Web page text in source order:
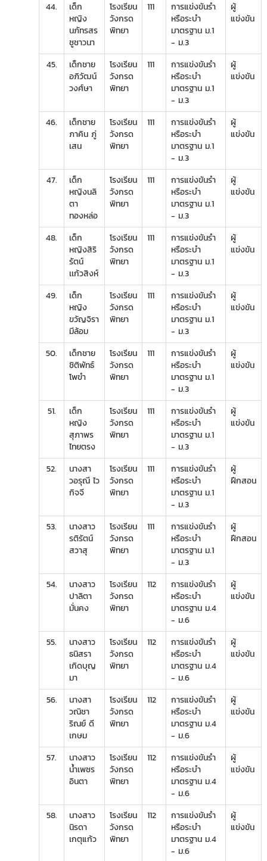
44.
เด็ก
หญิง
นภัทรสร
ชูชาวนา
โรงเรียน
วังกรด
พิทยา
111
การแข่งขันรำ
หรือระบำ
มาตรฐาน ม.1
- ม.3
ผู้
แข่งขัน
45.
เด็กชาย
อภิวัฒน์
วงศ์ษา
โรงเรียน
วังกรด
พิทยา
111
การแข่งขันรำ
หรือระบำ
มาตรฐาน ม.1
- ม.3
ผู้
แข่งขัน
46.
เด็กชาย
ภาคิน ภู่
เสน
โรงเรียน
วังกรด
พิทยา
111
การแข่งขันรำ
หรือระบำ
มาตรฐาน ม.1
- ม.3
ผู้
แข่งขัน
47.
เด็ก
หญิงนลิ
ตา
ทองหล่อ
โรงเรียน
วังกรด
พิทยา
111
การแข่งขันรำ
หรือระบำ
มาตรฐาน ม.1
- ม.3
ผู้
แข่งขัน
48.
เด็ก
หญิงสิริ
รัตน์
เเก้วสิงห์
โรงเรียน
วังกรด
พิทยา
111
การแข่งขันรำ
หรือระบำ
มาตรฐาน ม.1
- ม.3
ผู้
แข่งขัน
49.
เด็ก
หญิง
ขวัญจิรา
มีล้อม
โรงเรียน
วังกรด
พิทยา
111
การแข่งขันรำ
หรือระบำ
มาตรฐาน ม.1
- ม.3
ผู้
แข่งขัน
50.
เด็กชาย
ชิติพัทธ์
โพขำ
โรงเรียน
วังกรด
พิทยา
111
การแข่งขันรำ
หรือระบำ
มาตรฐาน ม.1
- ม.3
ผู้
แข่งขัน
51.
เด็ก
หญิง
สุภาพร
ไทยตรง
โรงเรียน
วังกรด
พิทยา
111
การแข่งขันรำ
หรือระบำ
มาตรฐาน ม.1
- ม.3
ผู้
แข่งขัน
52.
นางสา
วอรุณี ไว
กิจจี
โรงเรียน
วังกรด
พิทยา
111
การแข่งขันรำ
หรือระบำ
มาตรฐาน ม.1
- ม.3
ผู้
ฝึกสอน
53.
นางสาว
รติรัตน์
สวาสุ
โรงเรียน
วังกรด
พิทยา
111
การแข่งขันรำ
หรือระบำ
มาตรฐาน ม.1
- ม.3
ผู้
ฝึกสอน
54.
นางสาว
ปาลิตา
มั่นคง
โรงเรียน
วังกรด
พิทยา
112
การแข่งขันรำ
หรือระบำ
มาตรฐาน ม.4
- ม.6
ผู้
แข่งขัน
55.
นางสาว
ธนิสรา
เกิดบุญ
มา
โรงเรียน
วังกรด
พิทยา
112
การแข่งขันรำ
หรือระบำ
มาตรฐาน ม.4
- ม.6
ผู้
แข่งขัน
56.
นางสา
วณิชา
ริณย์ ดี
เกษม
โรงเรียน
วังกรด
พิทยา
112
การแข่งขันรำ
หรือระบำ
มาตรฐาน ม.4
- ม.6
ผู้
แข่งขัน
57.
นางสาว
น้ำเพชร
อินตา
โรงเรียน
วังกรด
พิทยา
112
การแข่งขันรำ
หรือระบำ
มาตรฐาน ม.4
- ม.6
ผู้
แข่งขัน
58.
นางสาว
นิรดา
เกตุแก้ว
โรงเรียน
วังกรด
พิทยา
112
การแข่งขันรำ
หรือระบำ
มาตรฐาน ม.4
- ม.6
ผู้
แข่งขัน